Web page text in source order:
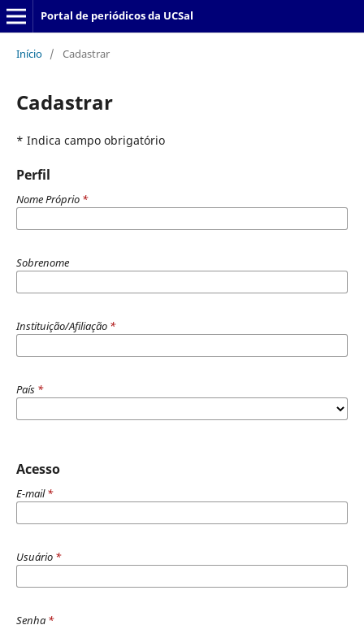
Portal de periódicos da UCSal
Início / Cadastrar
Cadastrar
* Indica campo obrigatório
Perfil
Nome Próprio *
Sobrenome
Instituição/Afiliação *
País *
Acesso
E-mail*
Usuário *
Senha *